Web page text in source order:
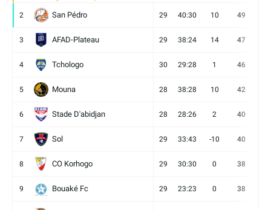
2 San Pédro 29 40:30 10 49
3 AFAD-Plateau 29 38:24 14 47
4 Tchologo 30 29:28 1 46
5 Mouna 28 38:28 10 42
6 Stade D'abidjan 28 28:26 2 40
7 Sol 29 33:43 -10 40
8 CO Korhogo 29 30:30 0 38
9 Bouaké Fc 29 23:23 0 38